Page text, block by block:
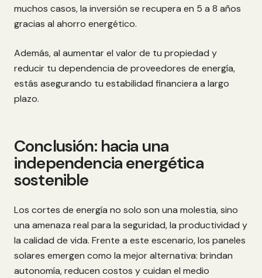
muchos casos, la inversión se recupera en 5 a 8 años
gracias al ahorro energético.
Además, al aumentar el valor de tu propiedad y
reducir tu dependencia de proveedores de energía,
estás asegurando tu estabilidad financiera a largo
plazo.
Conclusión: hacia una
independencia energética
sostenible
Los cortes de energía no solo son una molestia, sino
una amenaza real para la seguridad, la productividad y
la calidad de vida. Frente a este escenario, los paneles
solares emergen como la mejor alternativa: brindan
autonomía, reducen costos y cuidan el medio